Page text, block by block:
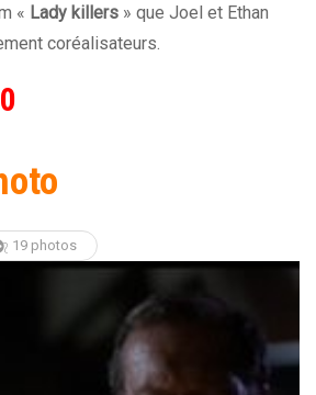
« Lady killers » que Joel et Ethan
coréalisateurs.
19 photos